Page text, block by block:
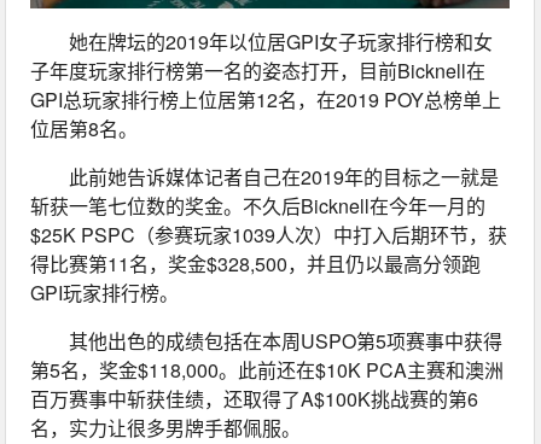
她在牌坛的2019年以位居GPI女子玩家排行榜和女
子年度玩家排行榜第一名的姿态打开，目前Bicknell在
GPI总玩家排行榜上位居第12名，在2019 POY总榜单上
位居第8名。
此前她告诉媒体记者自己在2019年的目标之一就是
斩获一笔七位数的奖金。不久后Bicknell在今年一月的
$25K PSPC（参赛玩家1039人次）中打入后期环节，获
得比赛第11名，奖金$328,500，并且仍以最高分领跑
GPI玩家排行榜。
其他出色的成绩包括在本周USPO第5项赛事中获得
第5名，奖金$118,000。此前还在$10K PCA主赛和澳洲
百万赛事中斩获佳绩，还取得了A$100K挑战赛的第6
名，实力让很多男牌手都佩服。